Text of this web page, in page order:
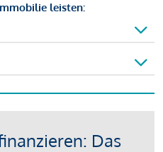
leisten:
Das